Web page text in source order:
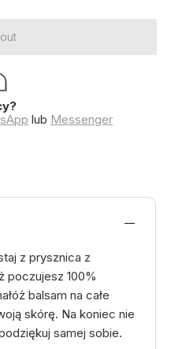
lub Messenger
z prysznica z
poczujesz 100%
balsam na całe
skórę. Na koniec nie
samej sobie.